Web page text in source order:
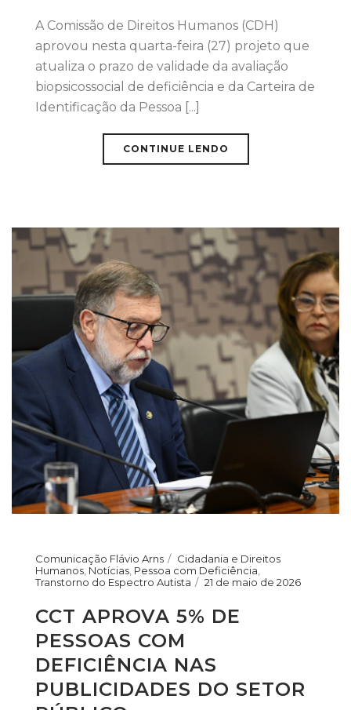
A Comissão de Direitos Humanos (CDH)
aprovou nesta quarta-feira (27) projeto que
atualiza o prazo de validade da avaliação
biopsicossocial de deficiência e da Carteira de
Identificação da Pessoa [...]
CONTINUE LENDO
Comunicação Flávio Arns
Cidadania e Direitos
Humanos, Notícias, Pessoa com Deficiência,
Transtorno do Espectro Autista
21 de maio de 2026
CCT APROVA 5% DE
PESSOAS COM
DEFICIÊNCIA NAS
PUBLICIDADES DO SETOR